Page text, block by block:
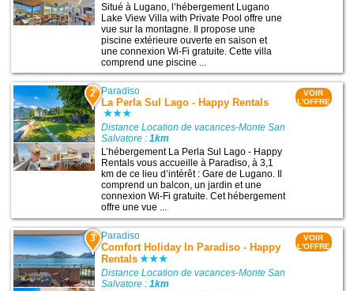
Situé à Lugano, l’hébergement Lugano
Lake View Villa with Private Pool offre une
vue sur la montagne. Il propose une
piscine extérieure ouverte en saison et
une connexion Wi-Fi gratuite. Cette villa
comprend une piscine ...
2 Paradiso
La Perla Sul Lago - Happy Rentals
Distance Location de vacances-Monte San
Salvatore :1km
L’hébergement La Perla Sul Lago - Happy
Rentals vous accueille à Paradiso, à 3,1
km de ce lieu d’intérêt : Gare de Lugano. Il
comprend un balcon, un jardin et une
connexion Wi-Fi gratuite. Cet hébergement
offre une vue ...
VOIR
L'OFFRE
3 Paradiso
Comfort Holiday In Paradiso - Happy
Rentals
Distance Location de vacances-Monte San
Salvatore :1km
VOIR
L'OFFRE